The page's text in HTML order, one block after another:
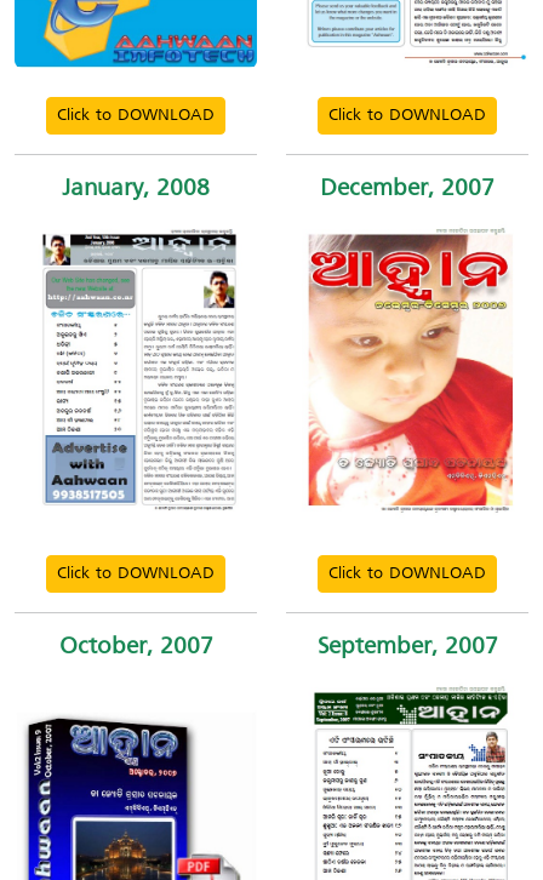
Click to DOWNLOAD Click to DOWNLOAD
January, 2008
Click to DOWNLOAD
December, 2007
Click to DOWNLOAD
October, 2007 September, 2007